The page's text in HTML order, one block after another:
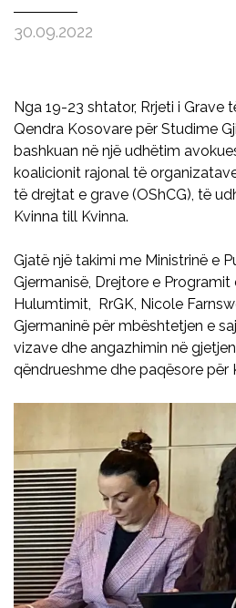
30.09.2022
Nga 19-23 shtator, Rrjeti i Grave
Qendra Kosovare për Studime
bashkuan në një udhëtim
koalicionit rajonal të
të drejtat e grave (OShCG), të
Kvinna till Kvinna.
Gjatë një takimi me Ministrinë e
Gjermanisë, Drejtore e
Hulumtimit, RrGK, Nicole
Gjermaninë për mbështetjen e
vizave dhe angazhimin në
qëndrueshme dhe paqësore për